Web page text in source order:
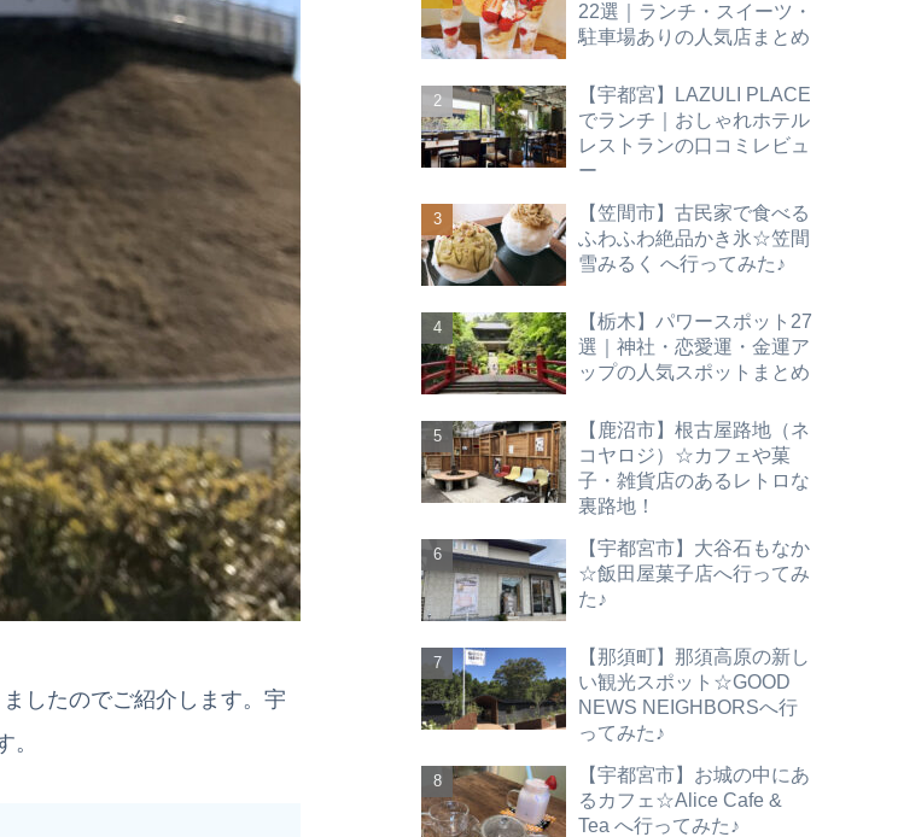
したのでご紹介します。宇
22選｜ランチ・スイーツ・
駐車場ありの人気店まとめ
【宇都宮】LAZULI PLACE
でランチ｜おしゃれホテル
レストランの口コミレビュ
ー
【笠間市】古民家で食べる
ふわふわ絶品かき氷☆笠間
雪みるく へ行ってみた♪
【栃木】パワースポット27
選｜神社・恋愛運・金運ア
ップの人気スポットまとめ
【鹿沼市】根古屋路地（ネ
コヤロジ）☆カフェや菓
子・雑貨店のあるレトロな
裏路地！
【宇都宮市】大谷石もなか
☆飯田屋菓子店へ行ってみ
た♪
【那須町】那須高原の新し
い観光スポット☆GOOD
NEWS NEIGHBORSへ行
ってみた♪
【宇都宮市】お城の中にあ
るカフェ☆Alice Cafe &
Tea へ行ってみた♪